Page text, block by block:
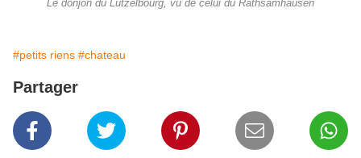
Le donjon du Lutzelbourg, vu de celui du Rathsamhausen
#petits riens #chateau
Partager